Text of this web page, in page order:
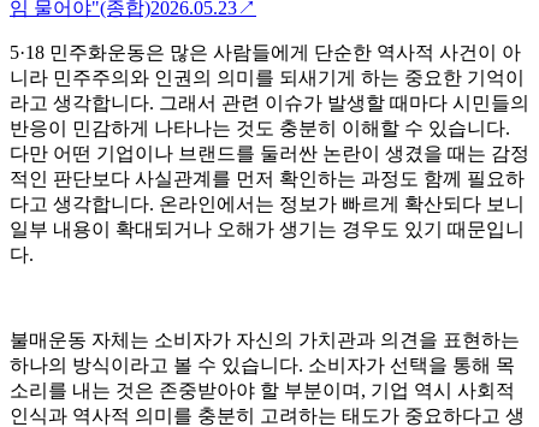
임 물어야"(종합)2026.05.23↗
5·18 민주화운동은 많은 사람들에게 단순한 역사적 사건이 아
니라 민주주의와 인권의 의미를 되새기게 하는 중요한 기억이
라고 생각합니다. 그래서 관련 이슈가 발생할 때마다 시민들의
반응이 민감하게 나타나는 것도 충분히 이해할 수 있습니다.
다만 어떤 기업이나 브랜드를 둘러싼 논란이 생겼을 때는 감정
적인 판단보다 사실관계를 먼저 확인하는 과정도 함께 필요하
다고 생각합니다. 온라인에서는 정보가 빠르게 확산되다 보니
일부 내용이 확대되거나 오해가 생기는 경우도 있기 때문입니
다.
불매운동 자체는 소비자가 자신의 가치관과 의견을 표현하는
하나의 방식이라고 볼 수 있습니다. 소비자가 선택을 통해 목
소리를 내는 것은 존중받아야 할 부분이며, 기업 역시 사회적
인식과 역사적 의미를 충분히 고려하는 태도가 중요하다고 생